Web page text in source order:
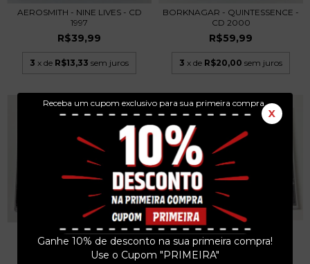
Receba um cupom exclusivo para sua primeira compra.
X
Ganhe 10% de desconto na sua primeira compra!
Use o Cupom "PRIMEIRA"
AEROSMITH - NINE LIVES - CD
1997
R$39,99
3 x de R$13,33 sem juros
BORKNAGAR - QUINTESSENCE -
CD 2000
R$59,99
3 x de R$20,00 sem juros
JUDAS PRIEST - SELEÇÃO
ESSENCIAL (GRANDE...
R$39,99
FORKA - BLACK OCEAN - CD
2013
R$49,99